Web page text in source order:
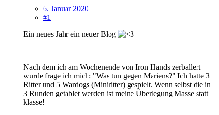
6. Januar 2020
#1
Ein neues Jahr ein neuer Blog
Nach dem ich am Wochenende von Iron Hands zerballert
wurde frage ich mich: "Was tun gegen Mariens?" Ich hatte 3
Ritter und 5 Wardogs (Miniritter) gespielt. Wenn selbst die in
3 Runden getablet werden ist meine Überlegung Masse statt
klasse!